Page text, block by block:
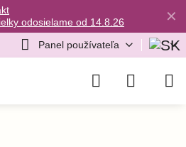
✕
odosielame od 14.8.26
Panel používateľa